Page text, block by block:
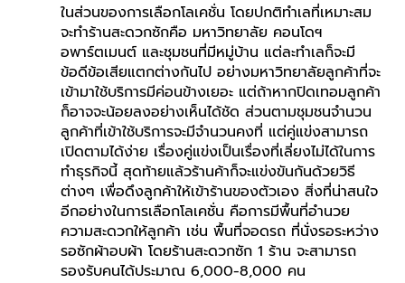
ในส่วนของการเลือกโลเคชั่น โดยปกติทำเลที่เหมาะสม
จะทำร้านสะดวกซักคือ มหาวิทยาลัย คอนโดฯ
อพาร์ตเมนต์ และชุมชนที่มีหมู่บ้าน แต่ละทำเลก็จะมี
ข้อดีข้อเสียแตกต่างกันไป อย่างมหาวิทยาลัยลูกค้าที่จะ
เข้ามาใช้บริการมีค่อนข้างเยอะ แต่ถ้าหากปิดเทอมลูกค้า
ก็อาจจะน้อยลงอย่างเห็นได้ชัด ส่วนตามชุมชนจำนวน
ลูกค้าที่เข้าใช้บริการจะมีจำนวนคงที่ แต่คู่แข่งสามารถ
เปิดตามได้ง่าย เรื่องคู่แข่งเป็นเรื่องที่เลี่ยงไม่ได้ในการ
ทำธุรกิจนี้ สุดท้ายแล้วร้านค้าก็จะแข่งขันกันด้วยวิธี
ต่างๆ เพื่อดึงลูกค้าให้เข้าร้านของตัวเอง สิ่งที่น่าสนใจ
อีกอย่างในการเลือกโลเคชั่น คือการมีพื้นที่อำนวย
ความสะดวกให้ลูกค้า เช่น พื้นที่จอดรถ ที่นั่งรอระหว่าง
รอซักผ้าอบผ้า โดยร้านสะดวกซัก 1 ร้าน จะสามารถ
รองรับคนได้ประมาณ 6,000-8,000 คน